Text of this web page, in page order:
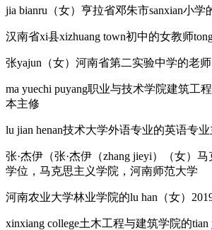
jia bianru（女）亨拉省邓朱市sanxian小学
汉南省xi县xizhuang town初中的女教师
张yajun（女）河南省第二实验中学的老师
ma yuechi puyang职业与技术学院建筑工
本主修
lu jian henan技术大学外语专业的英语专
张·杰伊（张·杰伊（zhang jieyi）（女）
学位，马克思主义学院，河南师范大学
河南农业大学林业学院的lu han（女）
xinxiang college土木工程与建筑学院的tian